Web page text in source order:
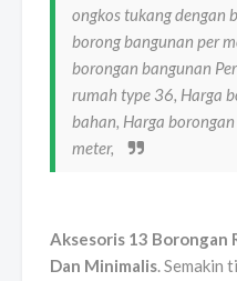
ongkos tukang dengan
borong bangunan per
borongan bangunan
rumah type 36, Harga
bahan, Harga
meter,
Aksesoris 13 Borongan
Dan Minimalis. Semakin